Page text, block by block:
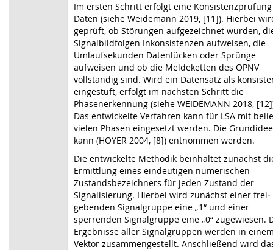
Im ersten Schritt erfolgt eine
Daten (siehe Weidemann 2019, [11]). Hierbei
geprüft, ob Störungen aufgezeichnet wurden,
Signalbildfolgen Inkonsistenzen aufweisen, die
Umlaufsekunden Datenlücken oder Sprünge
aufweisen und ob die Meldeketten des ÖPNV
vollständig sind. Wird ein Datensatz als
eingestuft, erfolgt im nächsten Schritt die
Phasenerkennung (siehe WEIDEMANN 2018,
Das entwickelte Verfahren kann für LSA mit
vielen Phasen eingesetzt werden. Die Grundidee
kann (HOYER 2004, [8]) entnommen werden.
Die entwickelte Methodik beinhaltet zunächst
Ermittlung eines eindeutigen numerischen
Zustands­bezeichners für jeden Zustand der
Signalisierung. Hierbei wird zunächst einer frei­
geben­den Signalgruppe eine „1“ und einer
sperrenden Signalgruppe eine „0“ zugewiesen.
Ergebnisse aller Signalgruppen werden in
Vektor zusammengestellt. Anschließend wird